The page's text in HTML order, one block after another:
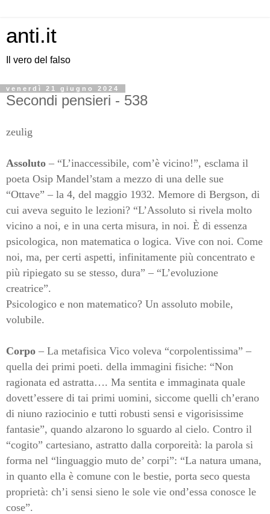
anti.it
Il vero del falso
venerdì 21 giugno 2024
Secondi pensieri - 538
zeulig
Assoluto – “L’inaccessibile, com’è vicino!”, esclama il
poeta Osip Mandel’stam a mezzo di una delle sue
“Ottave” – la 4, del maggio 1932. Memore di Bergson, di
cui aveva seguito le lezioni? “L’Assoluto si rivela molto
vicino a noi, e in una certa misura, in noi. È di essenza
psicologica, non matematica o logica. Vive con noi. Come
noi, ma, per certi aspetti, infinitamente più concentrato e
più ripiegato su se stesso, dura” – “L’evoluzione
creatrice”.
Psicologico e non matematico? Un assoluto mobile,
volubile.
Corpo – La metafisica Vico voleva “corpolentissima” –
quella dei primi poeti. della immagini fisiche: “Non
ragionata ed astratta…. Ma sentita e immaginata quale
dovett’essere di tai primi uomini, siccome quelli ch’erano
di niuno raziocinio e tutti robusti sensi e vigorisissime
fantasie”, quando alzarono lo sguardo al cielo. Contro il
“cogito” cartesiano, astratto dalla corporeità: la parola si
forma nel “linguaggio muto de’ corpi”: “La natura umana,
in quanto ella è comune con le bestie, porta seco questa
proprietà: ch’i sensi sieno le sole vie ond’essa conosce le
cose”.